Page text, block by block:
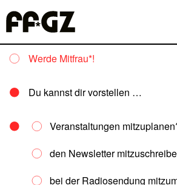
Werde Mitfrau*!
Du kannst dir vorstellen …
Veranstaltungen
den Newsletter
bei der Radiosendung